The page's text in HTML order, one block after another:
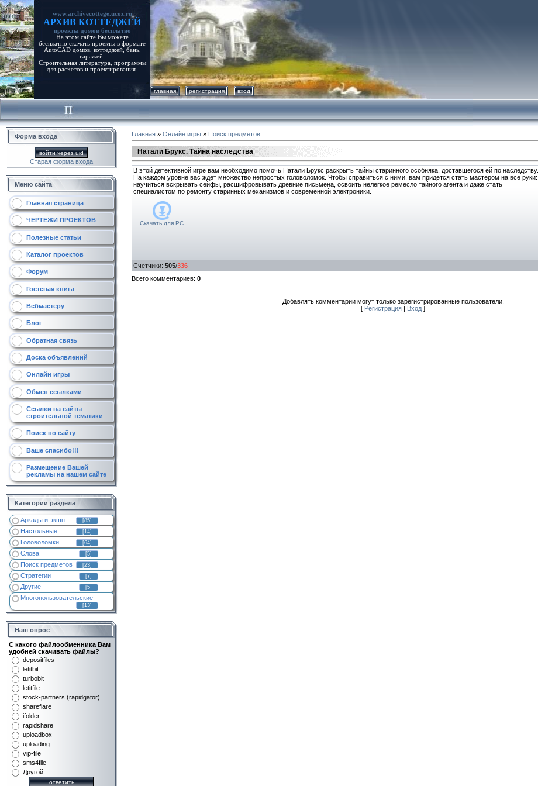
www.archivecottege.ucoz.ru
АРХИВ КОТТЕДЖЕЙ
проекты домов бесплатно
На этом сайте Вы можете
бесплатно скачать проекты в формате
AutoCAD домов, коттеджей, бань,
гаражей.
Строительная литература, программы
для расчетов и проектирования.
главная регистрация вход
Форма входа
войти через uid
Старая форма входа
Меню сайта
Главная страница
ЧЕРТЕЖИ ПРОЕКТОВ
Полезные статьи
Каталог проектов
Форум
Гостевая книга
Вебмастеру
Блог
Обратная связь
Доска объявлений
Онлайн игры
Обмен ссылками
Ссылки на сайты
строительной тематики
Поиск по сайту
Ваше спасибо!!!
Размещение Вашей
рекламы на нашем сайте
Категории раздела
Аркады и экшн [85]
Настольные [14]
Головоломки [64]
Слова [5]
Поиск предметов [23]
Стратегии [7]
Другие [5]
Многопользовательские
[13]
Наш опрос
С какого файлообменника Вам
удобней скачивать файлы?
depositfiles
letitbit
turbobit
letitfile
stock-partners (rapidgator)
shareflare
ifolder
rapidshare
uploadbox
uploading
vip-file
sms4file
Другой...
Главная » Онлайн игры » Поиск предметов
Натали Брукс. Тайна наследства
В этой детективной игре вам необходимо помочь Натали Брукс раскрыть тайны старинного особняка, доставшегося ей по наследству.
На каждом уровне вас ждет множество непростых головоломок. Чтобы справиться с ними, вам придется стать мастером на все руки:
научиться вскрывать сейфы, расшифровывать древние письмена, освоить нелегкое ремесло тайного агента и даже стать
специалистом по ремонту старинных механизмов и современной электроники.
Скачать для PC
Счетчики: 505/336
Всего комментариев: 0
Добавлять комментарии могут только зарегистрированные пользователи.
[ Регистрация Вход ]